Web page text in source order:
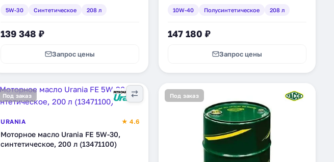
5W-30 Синтетическое 208 л
139 348 ₽
Запрос цены
10W-40 Полусинтетическое 208 л
147 180 ₽
Запрос цены
Под заказ
URANIA ★ 4.6
Моторное масло Urania FE 5W-30,
синтетическое, 200 л (13471100)
Под заказ